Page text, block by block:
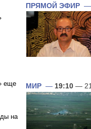
еще
на
ПРЯМОЙ ЭФИР
МИР — 19:10 —